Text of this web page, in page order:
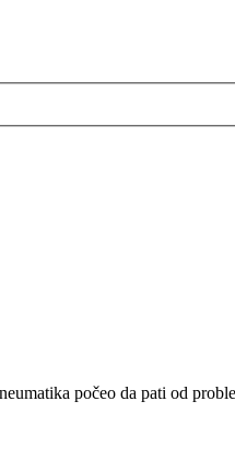
počeo da pati od